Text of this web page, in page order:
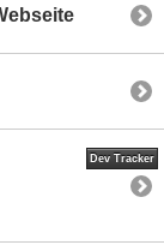
Dev Tracker